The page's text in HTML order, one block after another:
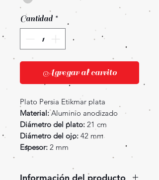
Cantidad *
Agregar al carrito
Plato Persia Etikmar plata
Material:Aluminio anodizado
Diámetro del plato: 21 cm
Diámetro del ojo: 42 mm
Espesor: 2 mm